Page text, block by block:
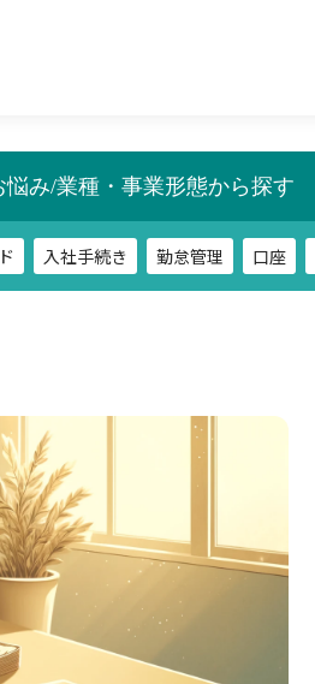
悩み/業種・事業形態から探す
入社手続き 勤怠管理 口座